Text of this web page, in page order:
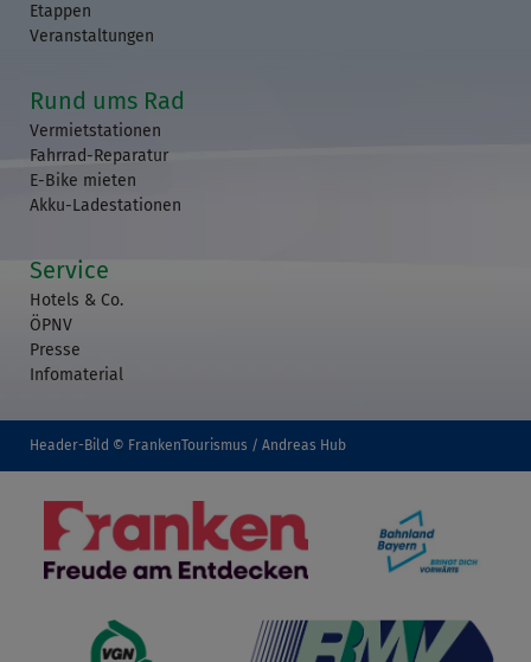
Etappen
Veranstaltungen
Rund ums Rad
Vermietstationen
Fahrrad-Reparatur
E-Bike mieten
Akku-Ladestationen
Service
Hotels & Co.
ÖPNV
Presse
Infomaterial
Header-Bild © FrankenTourismus / Andreas Hub